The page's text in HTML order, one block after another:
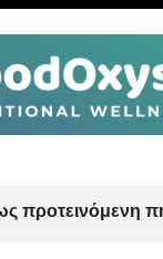
προτεινόμενη